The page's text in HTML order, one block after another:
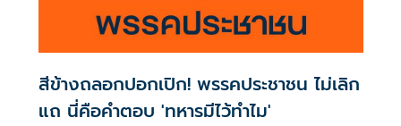
สีข้างถลอกปอกเปิก! พรรคประชาชน ไม่เลิก
แถ นี่คือคำตอบ 'ทหารมีไว้ทำไม'